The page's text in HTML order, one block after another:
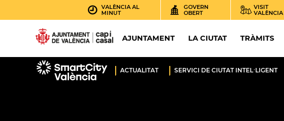
VALÈNCIA AL
MINUT
GOVERN
OBERT
VISIT
VALÈNCIA
AJUNTAMENT LA CIUTAT TRÀMITS
ACTUALITAT SERVICI DE CIUTAT INTEL·LIGENT